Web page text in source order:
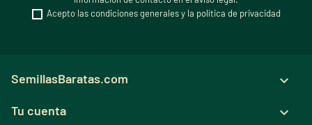
Acepto las condiciones generales y la política de privacidad
SemillasBaratas.com 
Tu cuenta 